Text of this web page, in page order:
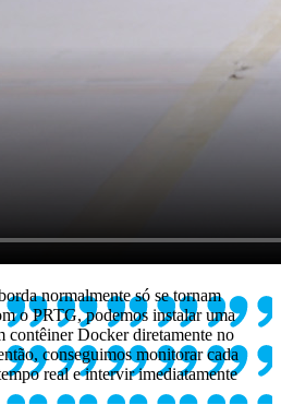
normalmente só se tornam
o PRTG, podemos instalar uma
contêiner Docker diretamente no
conseguimos monitorar cada
real e intervir imediatamente